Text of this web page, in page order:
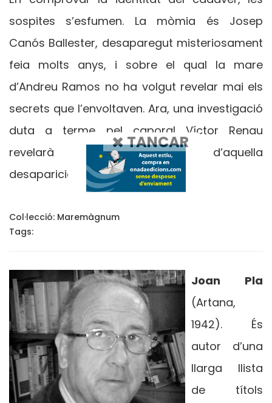
sospites s’esfumen. La mòmia és Josep
Canós Ballester, desaparegut misteriosament
feia molts anys, i sobre el qual la mare
d’Andreu Ramos no ha volgut revelar mai els
secrets que l’envoltaven. Ara, una investigació
duta a terme pel caporal Víctor Renau
revelarà tots els secrets d’aquella
desaparició.
Col·lecció: Maremàgnum
Tags:
Joan Pla
(Artana,
1942). És
autor d’una
llarga llista
de títols
TANCAR